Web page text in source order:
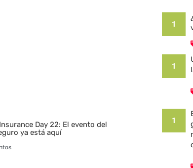
Day 22: El evento del
ya está aquí
1
1
1